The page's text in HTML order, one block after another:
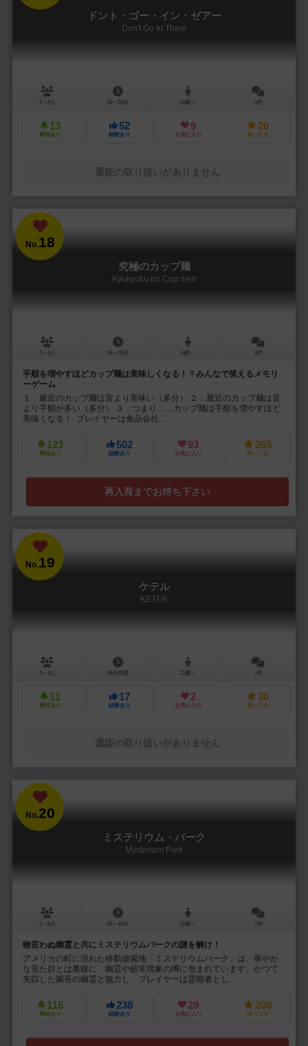
ドント・ゴー・イン・ゼアー
Don't Go In There
2～4人 25～35分 14歳～ 1件
13
興味あり
52
経験あり
9
お気に入り
20
持ってる
通販の取り扱いがありません
No.18
究極のカップ麺
Kyukyoku no Cup men
3～8人 15～30分 6歳～ 8件
手順を増やすほどカップ麺は美味しくなる！？みんなで笑えるメモリ
ーゲーム
１．最近のカップ麺は昔より美味い（多分） ２．最近のカップ麺は昔
より手順が多い（多分） ３．つまり……カップ麺は手順を増やすほど
美味くなる！ プレイヤーは食品会社...
123
興味あり
502
経験あり
93
お気に入り
265
持ってる
再入荷までお待ち下さい
No.19
ケテル
KETER
3～4人 30分前後 12歳～ 1件
11
興味あり
17
経験あり
2
お気に入り
30
持ってる
通販の取り扱いがありません
No.20
ミステリウム・パーク
Mysterium Park
2～6人 30～45分 10歳～ 7件
物言わぬ幽霊と共にミステリウムパークの謎を解け！
アメリカの町に現れた移動遊園地「ミステリウムパーク」は、華やか
な見た目とは裏腹に、幽霊や超常現象の噂に包まれています。かつて
失踪した園長の幽霊と協力し、プレイヤーは霊能者とし...
115
興味あり
238
経験あり
29
お気に入り
208
持ってる